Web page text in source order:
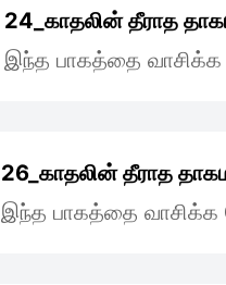
24_காதலின் தீராத
இந்த பாகத்தை
26_காதலின் தீராத
இந்த பாகத்தை வாசிக்க